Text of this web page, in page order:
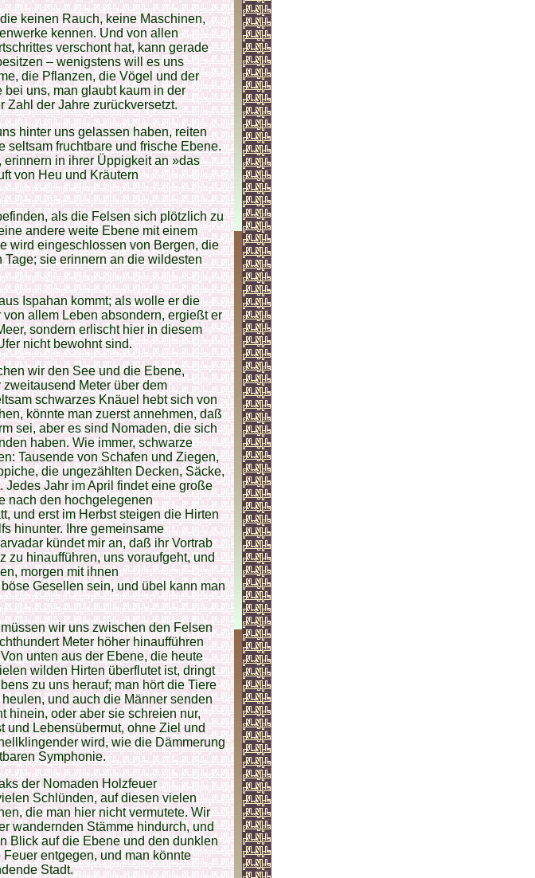
keinen Rauch, keine Maschinen,
kennen. Und von allen
verschont hat, kann gerade
– wenigstens will es uns
die Pflanzen, die Vögel und der
uns, man glaubt kaum in der
Zahl der Jahre zurückversetzt.
hinter uns gelassen haben, reiten
fruchtbare und frische Ebene.
in ihrer Üppigkeit an »das
von Heu und Kräutern
als die Felsen sich plötzlich zu
andere weite Ebene mit einem
wird eingeschlossen von Bergen, die
sie erinnern an die wildesten
Ispahan kommt; als wolle er die
allem Leben absondern, ergießt er
sondern erlischt hier in diesem
nicht bewohnt sind.
wir den See und die Ebene,
Meter über dem
schwarzes Knäuel hebt sich von
könnte man zuerst annehmen, daß
sei, aber es sind Nomaden, die sich
haben. Wie immer, schwarze
Tausende von Schafen und Ziegen,
die ungezählten Decken, Säcke,
Jahr im April findet eine große
nach den hochgelegenen
und erst im Herbst steigen die Hirten
hinunter. Ihre gemeinsame
kündet mir an, daß ihr Vortrab
zu hinaufführen, uns voraufgeht, und
morgen mit ihnen
Gesellen sein, und übel kann man
wir uns zwischen den Felsen
Meter höher hinaufführen
unten aus der Ebene, die heute
wilden Hirten überflutet ist, dringt
zu uns herauf; man hört die Tiere
und auch die Männer senden
hinein, oder aber sie schreien nur,
und Lebensübermut, ohne Ziel und
wird, wie die Dämmerung
Symphonie.
der Nomaden Holzfeuer
Schlünden, auf diesen vielen
die man hier nicht vermutete. Wir
wandernden Stämme hindurch, und
Blick auf die Ebene und den dunklen
entgegen, und man könnte
Stadt.